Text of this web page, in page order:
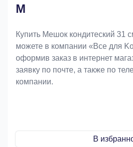
М
Купить Мешок кондитеский 31
можете в компании «Bce для
оформив заказ в интернет
заявку по почте, а также по
компании.
В